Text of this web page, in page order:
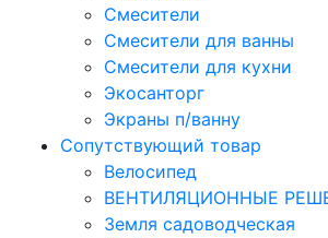
Смесители
Смесители для ванны
Смесители для кухни
Экосанторг
Экраны п/ванну
Сопутствующий товар
Велосипед
ВЕНТИЛЯЦИОННЫЕ
Земля садоводческая